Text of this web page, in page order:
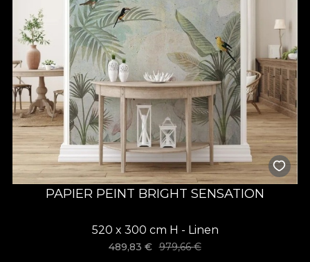
PAPIER PEINT BRIGHT SENSATION
520 x 300 cm H - Linen
489,83€ 979,66€